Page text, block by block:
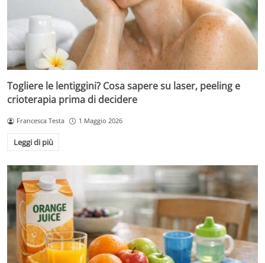
Togliere le lentiggini? Cosa sapere su laser, peeling e
crioterapia prima di decidere
Francesca Testa 1 Maggio 2026
Leggi di più